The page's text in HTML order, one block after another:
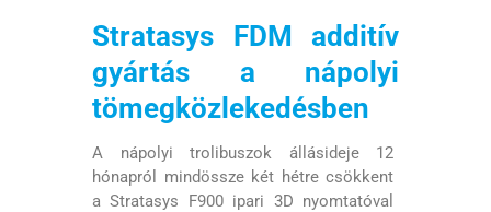
Stratasys FDM additív
gyártás a nápolyi
tömegközlekedésben
A nápolyi trolibuszok állásideje 12
hónapról mindössze két hétre csökkent
a Stratasys F900 ipari 3D nyomtatóval